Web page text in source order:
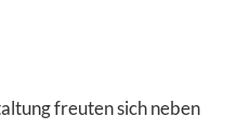
freuten sich neben